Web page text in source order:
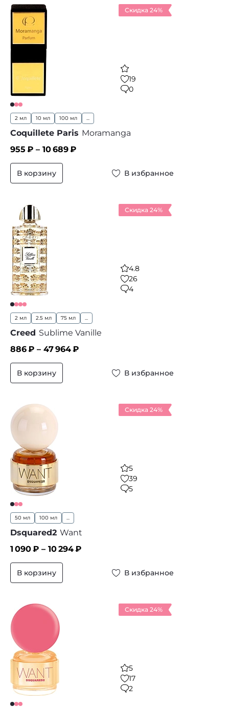
Скидка 24%
19
0
2 мл 10 мл 100 мл ...
Coquillete Paris Moramanga
955 ₽ – 10 689₽
В корзину В избранное
Скидка 24%
4.8
26
4
2 мл 2.5 мл 75 мл ...
Creed Sublime Vanille
886₽ – 47 964₽
В корзину В избранное
Скидка 24%
5
39
5
50 мл 100 мл ...
Dsquared2 Want
1 090₽ – 10 294₽
В корзину В избранное
Скидка 24%
5
17
2